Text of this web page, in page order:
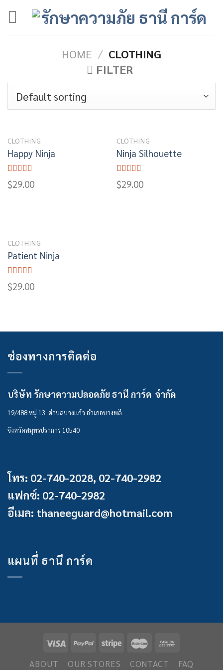
Skip
to
HOME / CLOTHING
FILTER
CLOTHING
Happy Ninja
Rated
3.00
$29.00
CLOTHING
Ninja Silhouette
Rated
4.00out
$29.00
CLOTHING
Patient Ninja
Rated4.67
out of 5
$29.00
ช่องทางการติดต่อ
บริษัท รักษาความปลอดภัย ธานี การ์ด จำกัด
19/488 หมู่ 13 ตำบลบางแก้ว อำเภอบางพลี
จังหวัดสมุทรปราการ 10540
โทร: 02-740-2028, 02-740-2982
แฟกซ์: 02-740-2982
อีเมล: thaneeguard@hotmail.com
แผนที่ ธานี การ์ด
ABOUT OUR STORES CONTACT FAQ